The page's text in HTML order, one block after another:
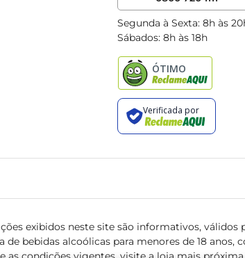
Segunda à Sexta: 8h às
Sábados: 8h às 18h
exibidos neste site são informativos, válidos
bebidas alcoólicas para menores de 18 anos,